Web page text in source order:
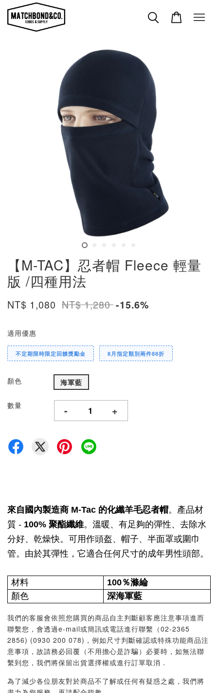
【M-TAC】忍者帽 Fleece 輕量
版 /四種用法
NT$ 1,080 NT$ 1,280-15.6%
適用優惠
不定期限時限定回饋獎勵金 8月指定類別兩件88折
顏色 海軍藍
數量 - +
來自國內製造商 M-Tac 的化纖羊毛忍者帽。產品材
質 - 100% 聚酯纖維。溫暖、有足夠的彈性、去除水
分好、乾燥快。可用作頭盔、帽子、半面罩或圍巾
管。由於其彈性，它適合任何尺寸的成年男性頭部。
材料
100％滌綸
顏色
深海軍藍
我們的客服會依照您購買的商品自主判斷顧客應注意事項進而
聯繫您，會透過e-mail或簡訊或電話進行聯繫（02-2365
2856) (0930 200 078)，例如尺寸判斷確認或特殊功能商品注
意事項，故請務必回覆（不用擔心是詐騙）必要時，如無法聯
繫到您，我們將保留出貨選擇權或進行訂單取消．
為了減少各位朋友對於商品不了解或任何有疑惑之處，我們將